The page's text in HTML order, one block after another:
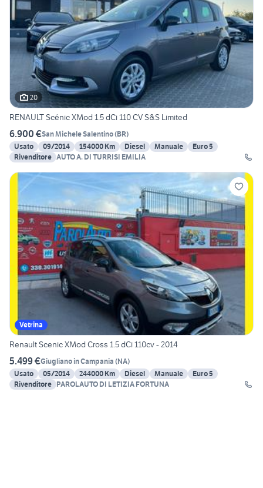
20
RENAULT Scénic XMod 1.5 dCi 110 CV S&S Limited
6.900 €San Michele Salentino(BR)
Usato
09/2014 154000 Km Diesel Manuale
Euro 5
Rivenditore AUTO A. DI TURRISI EMILIA
Vetrina
Renault Scenic XMod Cross 1.5 dCi 110cv - 2014
5.499 €Giugliano in Campania (NA)
Usato
05/2014 244000 Km Diesel Manuale
Euro 5
Rivenditore PAROLAUTO DI LETIZIA FORTUNA